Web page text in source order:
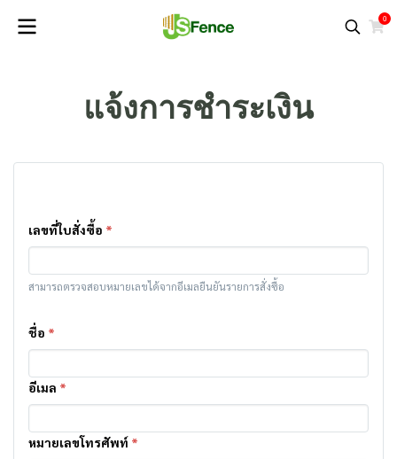
0
แจ้งการชำระเงิน
เลขที่ใบสั่งซื้อ *
สามารถตรวจสอบหมายเลขได้จากอีเมลยืนยันรายการสั่งซื้อ
ชื่อ *
อีเมล *
หมายเลขโทรศัพท์ *